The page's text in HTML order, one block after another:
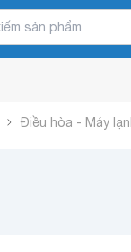
Điều hòa - Máy